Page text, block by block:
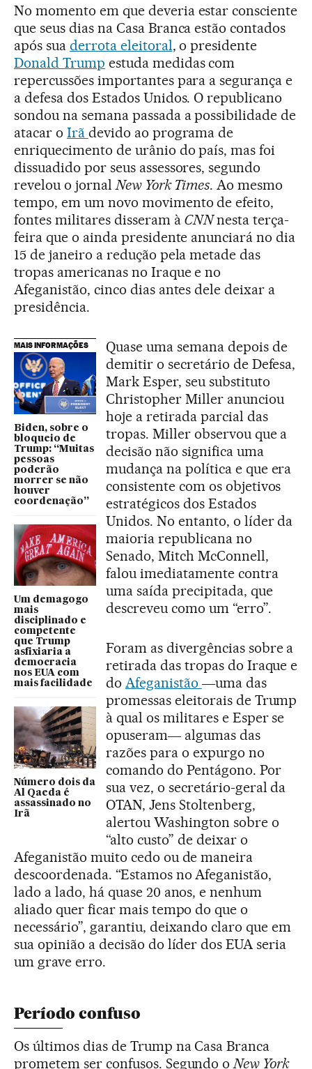
No momento em que deveria estar consciente
que seus dias na Casa Branca estão contados
após sua derrota eleitoral, o presidente
Donald Trump estuda medidas com
repercussões importantes para a segurança e
a defesa dos Estados Unidos. O republicano
sondou na semana passada a possibilidade de
atacar o Irã devido ao programa de
enriquecimento de urânio do país, mas foi
dissuadido por seus assessores, segundo
revelou o jornalNew York Times. Ao mesmo
tempo, em um novo movimento de efeito,
fontes militares disseram à CNNnesta terça-
feira que o ainda presidente anunciará no dia
15 de janeiro a redução pela metade das
tropas americanas no Iraque e no
Afeganistão, cinco dias antes dele deixar a
presidência.
MAIS INFORMAÇÕES
Biden, sobre o
bloqueio de
Trump: “Muitas
pessoas
poderão
morrer se não
houver
coordenação”
Um demagogo
mais
disciplinado e
competente
que Trump
asfixiaria a
democracia
nos EUA com
mais facilidade
Número dois da
Al Qaeda é
assassinado no
Irã
Quase uma semana depois de
demitir o secretário de Defesa,
Mark Esper, seu substituto
Christopher Miller anunciou
hoje a retirada parcial das
tropas. Miller observou que a
decisão não significa uma
mudança na política e que era
consistente com os objetivos
estratégicos dos Estados
Unidos. No entanto, o líder da
maioria republicana no
Senado, Mitch McConnell,
falou imediatamente contra
uma saída precipitada, que
descreveu como um “erro”.
Foram as divergências sobre a
retirada das tropas do Iraque e
do Afeganistão―uma das
promessas eleitorais de Trump
à qual os militares e Esper se
opuseram― algumas das
razões para o expurgo no
comando do Pentágono. Por
sua vez, o secretário-geral da
OTAN, Jens Stoltenberg,
alertou Washington sobre o
“alto custo” de deixar o
Afeganistão muito cedo ou de maneira
descoordenada. “Estamos no Afeganistão,
lado a lado, há quase 20 anos, e nenhum
aliado quer ficar mais tempo do que o
necessário”, garantiu, deixando claro que em
sua opinião a decisão do líder dos EUA seria
um grave erro.
Período confuso
Os últimos dias de Trump na Casa Branca
prometem ser confusos. Segundo oNew York